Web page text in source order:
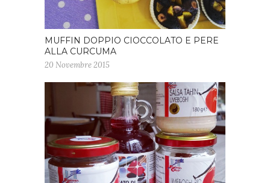
MUFFIN DOPPIO CIOCCOLATO E PERE
ALLA CURCUMA
20 Novembre 2015